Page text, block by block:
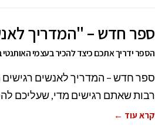
ספר חדש – "המדריך
הספר ידריך אתכם כיצד להכיר בעצמי האותנטי
ספר חדש – המדריך לאנשים
רבות שאתם רגישים מדי, שעליכם
קרא עוד ←